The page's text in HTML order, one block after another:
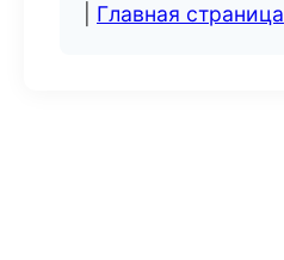
Главная страница